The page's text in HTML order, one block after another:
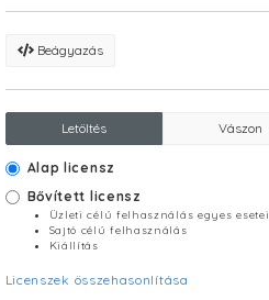
Beágyazás
Letöltés Vászon
Alap licensz
Bővített licensz
Üzleti célú felhasználás egyes esetei
Sajtó célú felhasználás
Kiállítás
Licenszek összehasonlítása